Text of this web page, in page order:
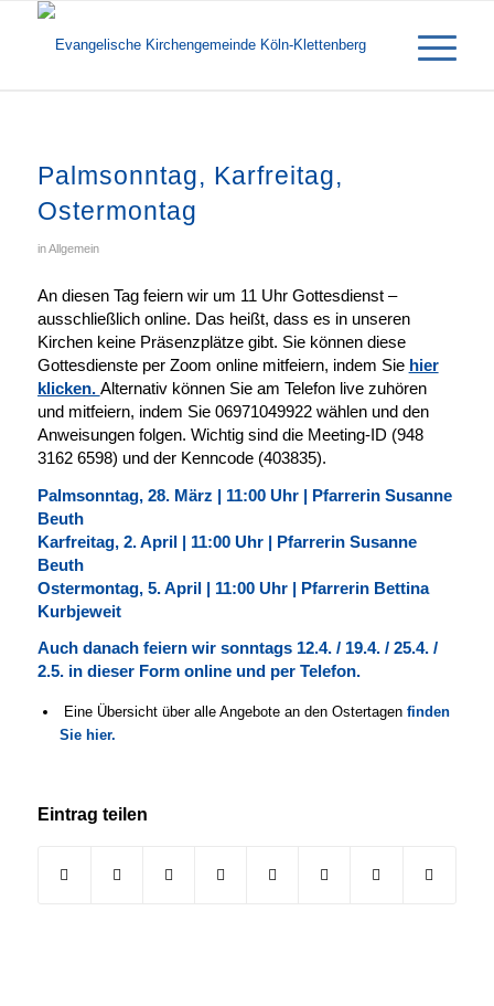
Palmsonntag, Karfreitag,
Ostermontag
inAllgemein
An diesen Tag feiern wir um 11 Uhr Gottesdienst –
ausschließlich online. Das heißt, dass es in unseren
Kirchen keine Präsenzplätze gibt. Sie können diese
Gottesdienste per Zoom online mitfeiern, indem Sie hier
klicken. Alternativ können Sie am Telefon live zuhören
und mitfeiern, indem Sie 06971049922 wählen und den
Anweisungen folgen. Wichtig sind die Meeting-ID (948
3162 6598) und der Kenncode (403835).
Palmsonntag, 28. März | 11:00 Uhr | Pfarrerin Susanne
Beuth
Karfreitag, 2. April | 11:00 Uhr | Pfarrerin Susanne
Beuth
Ostermontag, 5. April | 11:00 Uhr | Pfarrerin Bettina
Kurbjeweit
Auch danach feiern wir sonntags 12.4. / 19.4. / 25.4. /
2.5. in dieser Form online und per Telefon.
Eine Übersicht über alle Angebote an den Ostertagen finden
Sie hier.
Eintrag teilen